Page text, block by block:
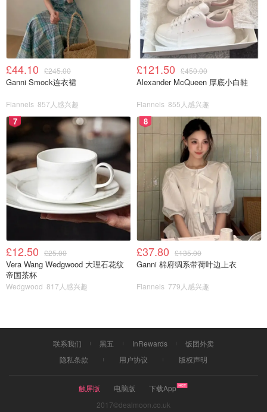
总结：DIY是需要很多耐性和时间，有时候对方的反应不一
定是我们预期想要的，也许会超出我们的预期，有时候难免
会感动了自己，没感动到对方，我们放低点期望，互相了
解。因为我的另一半是有点直男，而我又是比较浪漫的人，
这难免会有点出入。评价是来自于我和我另一半的反应和个
人意见。每个人不一样，也许你收到的惊喜会更多。
有钱能买开心的礼物
1.键盘鼠标
因为我另一半常常用台式电脑，刚好他键盘有一个键坏了，
那我就买给他了。这是我2019年底送他的生日礼物，他很
喜欢。好用，颜色变化多端，漂亮。每次买这些科技性的东
西，我都要做很久的攻略，因为我不太熟悉，怕对方不喜
欢。我不知道有没有出新的系列，如果有你可以买新款的。
https://www.bestbuy.com/site/razer-huntsman-elite-wired-
gaming-opto-mechanical-switch-keyboard-with-chroma-
£44.10 £245.00
Ganni Smock连衣裙
Flannels 857人感兴趣
£121.50 £450.00
Alexander McQueen 厚底小白鞋
Flannels 855人感兴趣
7
£12.50 £25.00
Vera Wang Wedgwood 大理石花纹
帝国茶杯
Wedgwood 817人感兴趣
8
£37.80 £135.00
Ganni 棉府绸系带荷叶边上衣
Flannels 779人感兴趣
联系我们 黑五 InRewards
饭团外卖
隐私条款
用户协议 版权声明
触屏版 电脑版
下载App
2017©dealmoon.co.uk